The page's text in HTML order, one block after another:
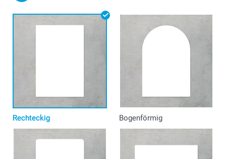
Rechteckig Bogenförmig